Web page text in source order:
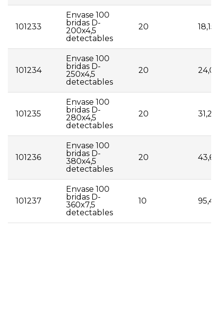
101233
Envase 100
bridas D-
200x4,5
detectables
20 18,15
101234
Envase 100
bridas D-
250x4,5
detectables
20 24,06
101235
Envase 100
bridas D-
280x4,5
detectables
20 31,23
101236
Envase 100
bridas D-
380x4,5
detectables
20 43,66
101237
Envase 100
bridas D-
360x7,5
detectables
10 95,40